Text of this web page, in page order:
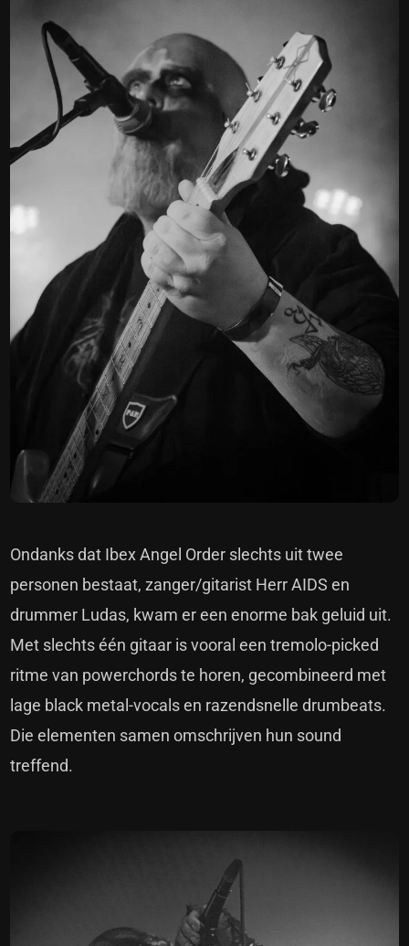
Ondanks dat Ibex Angel Order slechts uit twee
personen bestaat, zanger/gitarist Herr AIDS en
drummer Ludas, kwam er een enorme bak geluid uit.
Met slechts één gitaar is vooral een tremolo-picked
ritme van powerchords te horen, gecombineerd met
lage black metal-vocals en razendsnelle drumbeats.
Die elementen samen omschrijven hun sound
treffend.